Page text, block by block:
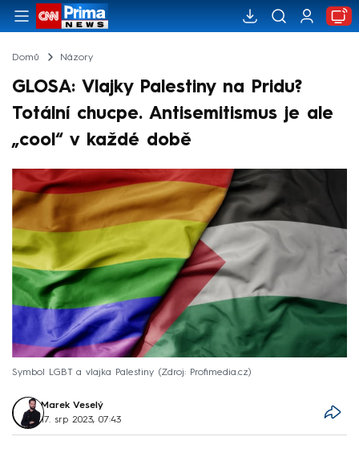
Domů Názory
GLOSA: Vlajky Palestiny na Pridu?
Totální chucpe. Antisemitismus je ale
„cool“ v každé době
Symbol LGBT a vlajka Palestiny Zdroj: Profimedia.cz
Marek Veselý
17. srp 2023, 07:43